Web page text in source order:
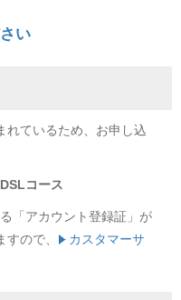
い
れているため、お申し込
コース
「アカウント登録証」が
ので、
カスタマーサ